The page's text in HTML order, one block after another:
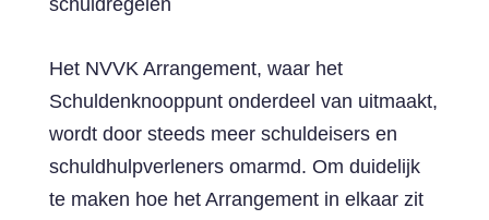
Het NVVK Arrangement, waar het
Schuldenknooppunt onderdeel van uitmaakt,
wordt door steeds meer schuldeisers en
schuldhulpverleners omarmd. Om duidelijk
te maken hoe het Arrangement in elkaar zit